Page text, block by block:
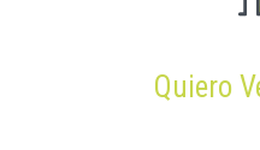
Quiero